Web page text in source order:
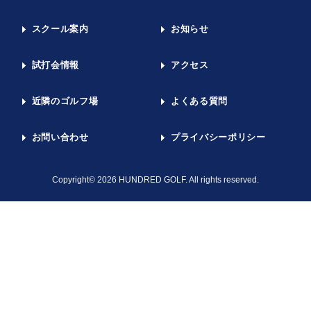
スクール案内 お知らせ
試打会情報 アクセス
近隣のゴルフ場 よくある質問
お問い合わせ プライバシーポリシー
Copyright© 2026 HUNDRED GOLF. All rights reserved.